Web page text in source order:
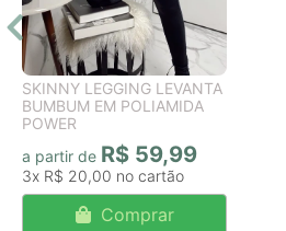
SKINNY LEGGING LEVANTA
BUMBUM EM POLIAMIDA
POWER
a partir de R$ 59,99
3x R$ 20,00
Comprar